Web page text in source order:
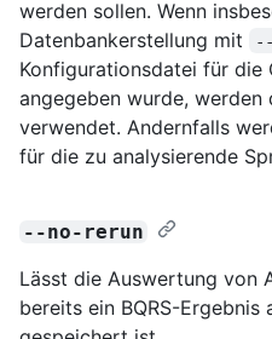
werden sollen. Wenn
Datenbankerstellung mit
Konfigurationsdatei für die
angegeben wurde,
verwendet. Andernfalls
für die zu analysierende
--no-rerun
Lässt die Auswertung von
bereits ein BQRS-